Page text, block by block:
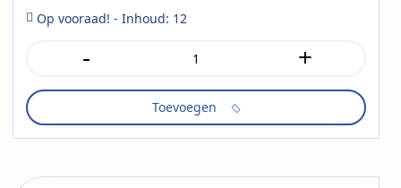
Op vooraad! - Inhoud: 12
-
protein
caramel
nut
gr
+
Toevoegen